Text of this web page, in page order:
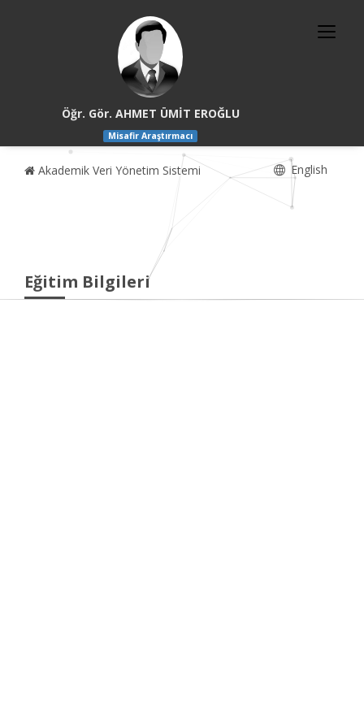
Öğr. Gör. AHMET ÜMİT EROĞLU
Misafir Araştırmacı
Akademik Veri Yönetim Sistemi English
Eğitim Bilgileri